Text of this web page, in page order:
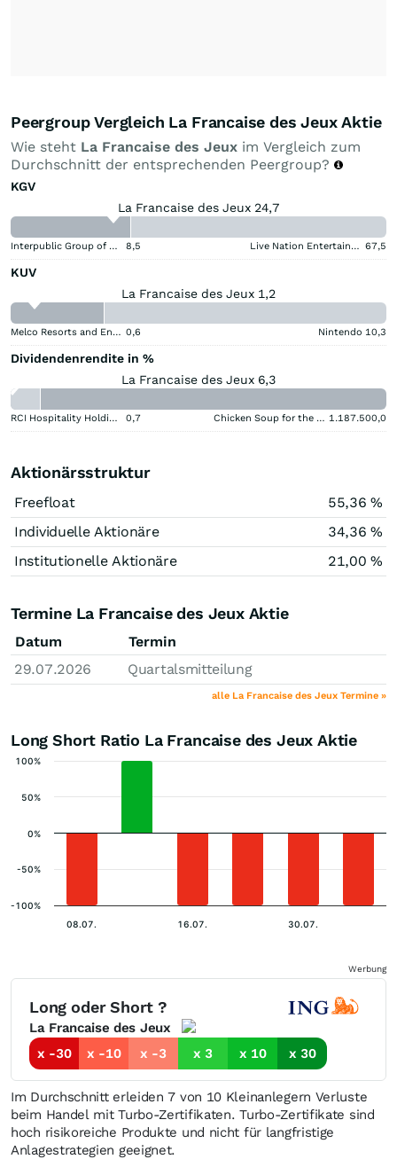
Peergroup Vergleich La Francaise des Jeux Aktie
Wie steht La Francaise des Jeux im Vergleich zum
Durchschnitt der entsprechenden Peergroup?
KGV
La Francaise des Jeux 24,7
Interpublic Group of Companies 8,5 Live Nation Entertainment 67,5
KUV
La Francaise des Jeux 1,2
Melco Resorts and Entertainment 0,6 Nintendo 10,3
Dividendenrendite in %
La Francaise des Jeux 6,3
RCI Hospitality Holdings 0,7 Chicken Soup for the Soul Entertainment Registered (A) 1.187.500,0
Aktionärsstruktur
Freefloat
55,36 %
Individuelle Aktionäre
34,36 %
Institutionelle Aktionäre
21,00 %
Termine La Francaise des Jeux Aktie
Datum
Termin
29.07.2026
Quartalsmitteilung
alle La Francaise des Jeux Termine »
Long Short Ratio La Francaise des Jeux Aktie
08.07. 16.07. 30.07.
-100%
-50%
0%
50%
100%
Werbung
Long oder Short ?
La Francaise des Jeux
x -30
x -10 x -3 x 3 x 10 x 30
Im Durchschnitt erleiden 7 von 10 Kleinanlegern Verluste
beim Handel mit Turbo-Zertifikaten. Turbo-Zertifikate sind
hoch risikoreiche Produkte und nicht für langfristige
Anlagestrategien geeignet.